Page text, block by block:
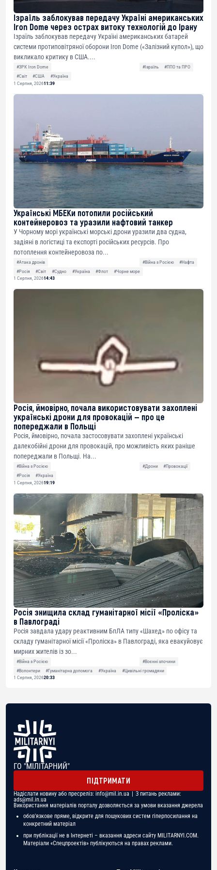
Ізраїль заблокував передачу Україні американських
Iron Dome через острах витоку технологій до Ірану
Ізраїль заблокував передачу Україні американських батарей
системи протиповітряної оборони Iron Dome («Залізний купол»), що
викликало критику в США....
#ЗРК Iron Dome #Ізраїль
#ППО та ПРО
#Світ
#США
#Україна
1 Серпня, 202611:39
Українські МБЕКи потопили російський
контейнеровоз та уразили нафтовий танкер
У Чорному морі українські морські дрони уразили два судна,
задіяні в логістиці та експорті російських ресурсів. Про
потоплення контейнеровоза по...
#Атака дронів #Війна з Росією
#Нафта
#Росія
#Світ #Судно #Україна #Флот
#Чорне море
1 Серпня, 202614:43
Росія, ймовірно, почала використовувати захоплені
українські дрони для провокацій — про це
попереджали в Польщі
Росія, ймовірно, почала застосовувати захоплені українські
далекобійні дрони для провокацій, про можливість яких раніше
попереджали в Польщі. На...
#Війна з Росією #Дрони
#Провокації
#Росія
#Україна
1 Серпня, 202619:19
Росія знищила склад гуманітарної місії «Проліска»
в Павлограді
Росія завдала удару реактивним БпЛА типу «Шахед» по офісу та
складу гуманітарної місії «Проліска» в Павлограді, яка евакуйовує
мирних жителів із зо...
#Війна з Росією
#Воєнні злочини
#Волонтери
#Гуманітарна допомога #Україна
#Цивільні громадяни
1 Серпня, 202620:33
ГО "МІЛІТАРНИЙ"
ПІДТРИМАТИ
Надіслати новину або пресреліз: info@mil.in.ua | З питань реклами:
ads@mil.in.ua
Використання матеріалів порталу дозволяється за умови вказання джерела
обов'язкове пряме, відкрите для пошукових систем гіперпосилання на
конкретний матеріал
при публікації не в Інтернеті – вказання адреси сайту MILITARNYI.COM.
Матеріали «Спецпроектів» публікуються на правах реклами.